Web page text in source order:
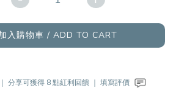
入購物車 / ADD TO CART
分享可獲得 8 點紅利回饋 ｜ 填寫評價